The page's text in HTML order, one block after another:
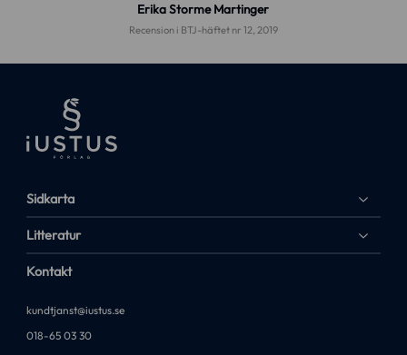
Erika Storme Martinger
Recension i BTJ-häftet nr 12, 2019
Sidkarta
Litteratur
Kontakt
kundtjanst@iustus.se
018-65 03 30